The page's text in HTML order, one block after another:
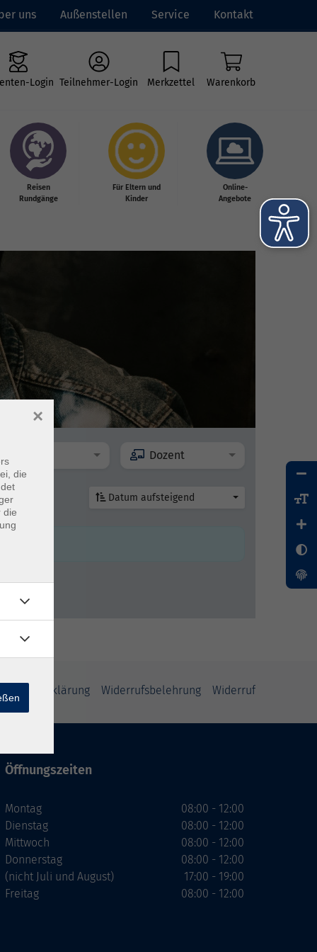
uns Außenstellen Service Kontakt
Login Teilnehmer-Login Merkzettel Warenkorb
Reisen
Rundgänge
Für Eltern und
Kinder
Online-
Angebote
Dozent
Datum aufsteigend
Widerrufsbelehrung Widerruf
Öffnungszeiten
Montag
Dienstag
Mittwoch
Donnerstag
(nicht Juli und August)
Freitag
08:00 - 12:00
08:00 - 12:00
08:00 - 12:00
08:00 - 12:00
17:00 - 19:00
08:00 - 12:00
die
die
×